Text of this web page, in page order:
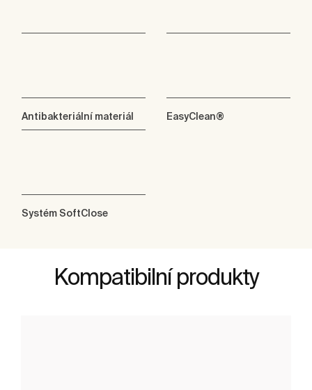
Antibakteriální materiál EasyClean®
Systém SoftClose
Kompatibilní produkty